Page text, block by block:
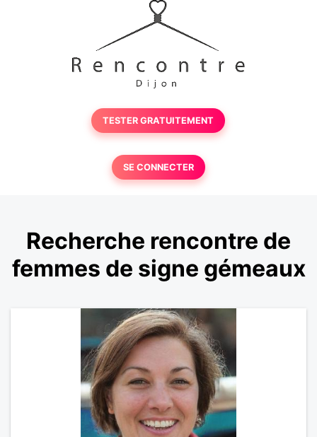
TESTER GRATUITEMENT
SE CONNECTER
Recherche rencontre de
femmes de signe gémeaux